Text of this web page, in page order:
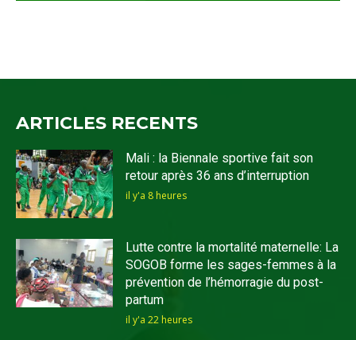
ARTICLES RECENTS
Mali : la Biennale sportive fait son
retour après 36 ans d’interruption
il y'a 8 heures
Lutte contre la mortalité maternelle: La
SOGOB forme les sages-femmes à la
prévention de l’hémorragie du post-
partum
il y'a 22 heures